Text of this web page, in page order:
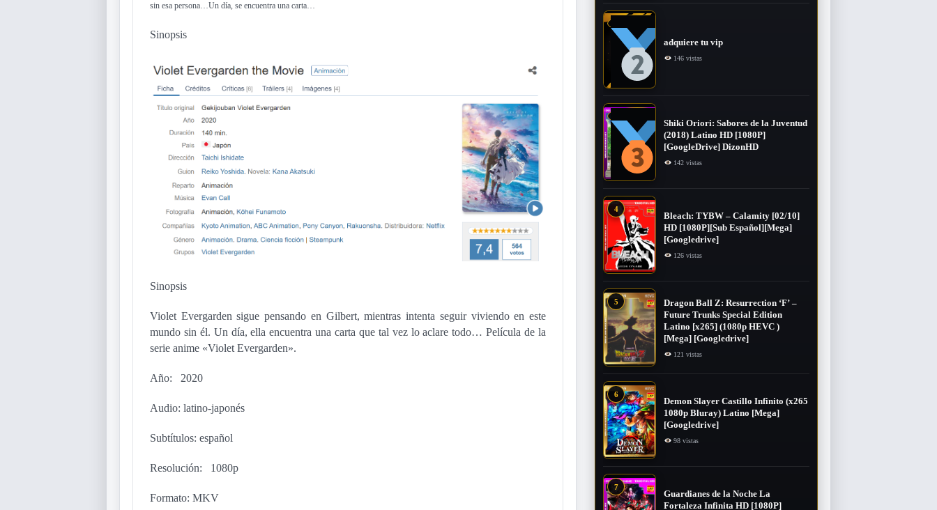
sin esa persona…Un día, se encuentra una carta…
Sinopsis
Sinopsis
Violet Evergarden sigue pensando en Gilbert, mientras intenta seguir viviendo en este
mundo sin él. Un día, ella encuentra una carta que tal vez lo aclare todo… Película de la
serie anime «Violet Evergarden».
Año: 2020
Audio: latino-japonés
Subtítulos: español
Resolución: 1080p
Formato: MKV
adquiere tu vip
146 vistas
Shiki Oriori: Sabores de la Juventud
(2018) Latino HD [1080P]
[GoogleDrive] DizonHD
142 vistas
4
Bleach: TYBW – Calamity [02/10]
HD [1080P][Sub Español][Mega]
[Googledrive]
126 vistas
5
Dragon Ball Z: Resurrection ‘F’ –
Future Trunks Special Edition
Latino [x265] (1080p HEVC )
[Mega] [Googledrive]
121 vistas
6
Demon Slayer Castillo Infinito (x265
1080p Bluray) Latino [Mega]
[Googledrive]
98 vistas
7
Guardianes de la Noche La
Fortaleza Infinita HD [1080P]